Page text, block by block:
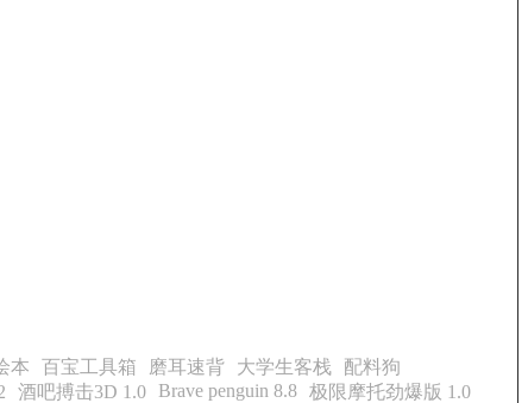
本 百宝工具箱 磨耳速背 大学生客栈
配料狗
酒吧搏击3D 1.0 Brave penguin 8.8 极限摩托劲爆版 1.0